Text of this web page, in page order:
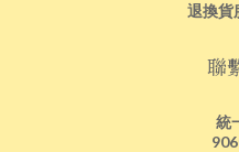
退換貨
聯
統